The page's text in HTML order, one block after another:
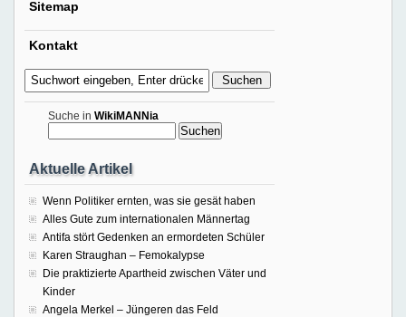
Sitemap
Kontakt
Suche in WikiMANNia
Aktuelle Artikel
Wenn Politiker ernten, was sie gesät haben
Alles Gute zum internationalen Männertag
Antifa stört Gedenken an ermordeten Schüler
Karen Straughan – Femokalypse
Die praktizierte Apartheid zwischen Väter und
Kinder
Angela Merkel – Jüngeren das Feld